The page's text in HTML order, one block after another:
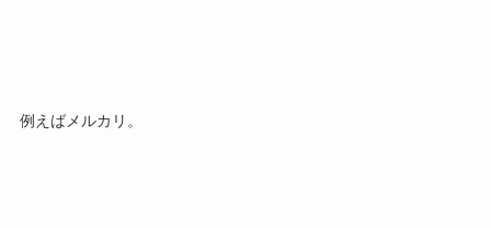
例えばメルカリ。